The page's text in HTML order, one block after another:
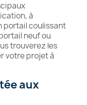
à
portail coulissant
neuf ou
trouverez les
votre projet à
aux